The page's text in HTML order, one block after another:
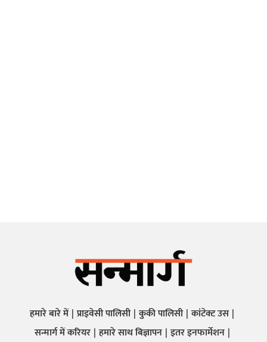
हमारे बारे में प्राइवेसी पालिसी कुकी पालिसी कांटेक्ट उस
सन्मार्ग में करियर हमारे साथ बिज्ञापन इतर इनफार्मेशन